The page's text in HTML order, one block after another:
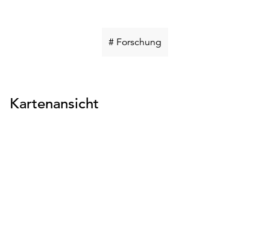
# Forschung
Kartenansicht